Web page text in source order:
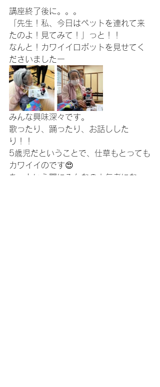
講座終了後に。。。
「先生！私、今日はペットを連れて来
たのよ！見てみて！」っと！！
なんと！カワイイロボットを見せてく
ださいましたー
みんな興味深々です。
歌ったり、踊ったり、お話しした
り！！
5歳児だということで、仕草もとっても
カワイイのです😍
あっという間にみんなの人気者になっ